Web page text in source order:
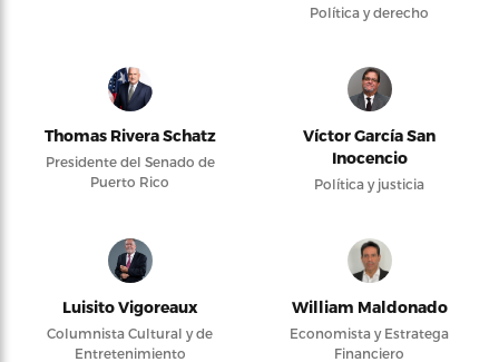
Política y derecho
Thomas Rivera Schatz
Presidente del Senado de
Puerto Rico
Víctor García San
Inocencio
Política y justicia
Luisito Vigoreaux
Columnista Cultural y de
Entretenimiento
William Maldonado
Economista y Estratega
Financiero